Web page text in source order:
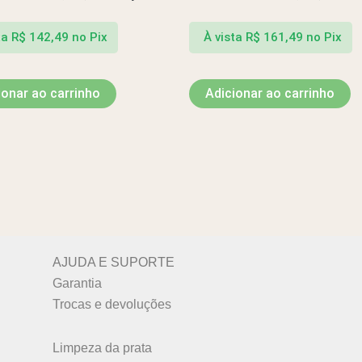
R$ 142,49 no Pix
ao carrinho
À vista R$ 161,49 no Pix
Adicionar ao carrinho
AJUDA E SUPORTE
Garantia
Trocas e devoluções
Limpeza da prata